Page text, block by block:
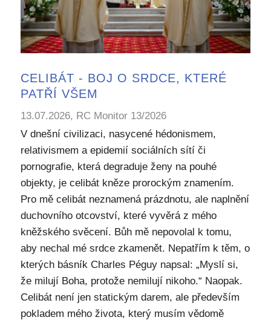
CELIBÁT - BOJ O SRDCE, KTERÉ
PATŘÍ VŠEM
13.07.2026, RC Monitor 13/2026
V dnešní civilizaci, nasycené hédonismem,
relativismem a epidemií sociálních sítí či
pornografie, která degraduje ženy na pouhé
objekty, je celibát kněze prorockým znamením.
Pro mě celibát neznamená prázdnotu, ale naplnění
duchovního otcovství, které vyvěrá z mého
kněžského svěcení. Bůh mě nepovolal k tomu,
aby nechal mé srdce zkamenět. Nepatřím k těm, o
kterých básník Charles Péguy napsal: „Myslí si,
že milují Boha, protože nemilují nikoho.“ Naopak.
Celibát není jen statickým darem, ale především
pokladem mého života, který musím vědomě